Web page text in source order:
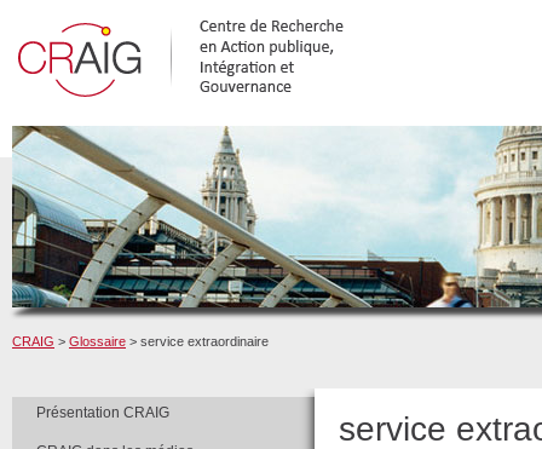
CRAIG > Glossaire > service extraordinaire
Présentation CRAIG service